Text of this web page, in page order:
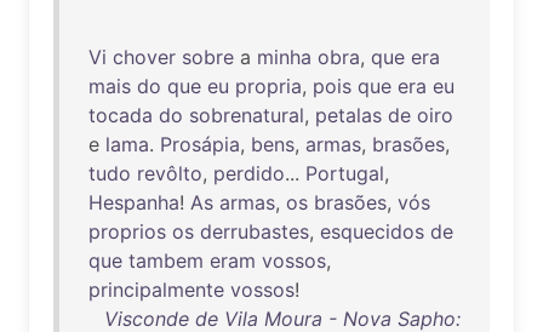
Vi chover sobre a minha obra, que era
mais do que eu propria, pois que era eu
tocada do sobrenatural, petalas de oiro
e lama. Prosápia, bens, armas, brasões,
tudo revôlto, perdido... Portugal,
Hespanha! As armas, os brasões, vós
proprios os derrubastes, esquecidos de
que tambem eram vossos,
principalmente vossos!
Visconde de Vila Moura - Nova Sapho: